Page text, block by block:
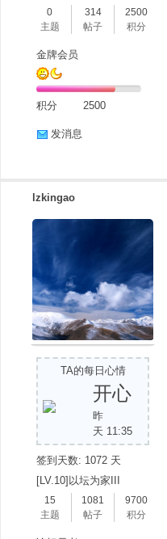
0
主题
314
帖子
2500
积分
金牌会员
积分 2500
发消息
lzkingao
TA的每日心情
开心
昨
天 11:35
签到天数: 1072 天
[LV.10]以坛为家III
15
主题
1081
帖子
9700
积分